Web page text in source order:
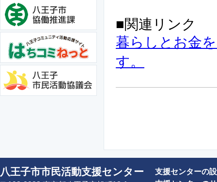
■関連リンク
暮らしとお金
す。
八王子市市民活動支援センター
支援センターの